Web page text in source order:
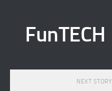
FunTECH
NEXT STORY